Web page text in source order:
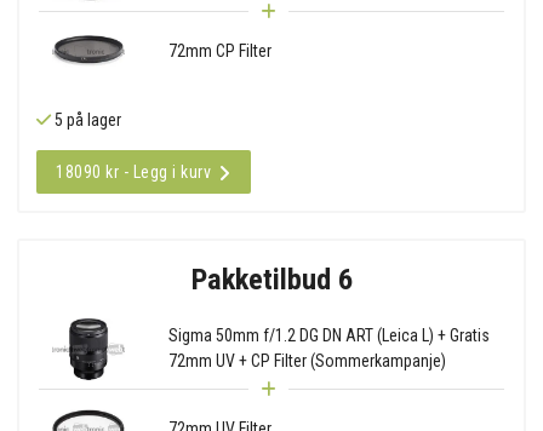
72mm CP Filter
5 på lager
18090 kr - Legg i kurv
Pakketilbud 6
Sigma 50mm f/1.2 DG DN ART (Leica L) + Gratis
72mm UV + CP Filter (Sommerkampanje)